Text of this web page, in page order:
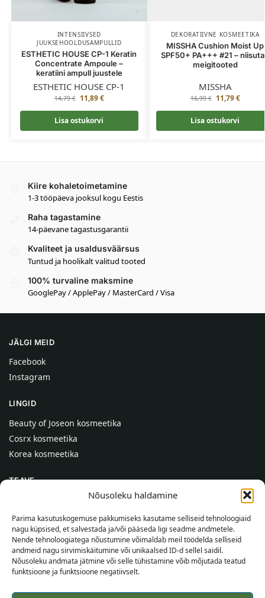
Nõusoleku haldamine
Parima kasutuskogemuse pakkumiseks kasutame selliseid tehnoloogiaid
nagu küpsised, et salvestada ja/või pääseda ligi seadme andmetele.
Nende tehnoloogiatega nõustumine võimaldab meil töödelda selliseid
andmeid nagu sirvimiskäitumine või unikaalsed ID-d sellel saidil.
Nõusoleku andmata jätmine või selle tühistamine võib mõjutada teatud
funktsioone ja funktsioone negatiivselt.
INTENSIIVSED
JUUKSEHOOLDUSAMPULLID
ESTHETIC HOUSE CP-1 Keratin
Concentrate Ampoule –
keratiini ampull juustele
ESTHETIC HOUSE CP-1
14,79€ 11,89€
Lisa ostukorvi
DEKORATIIVNE KOSMEETIKA
MISSHA Cushion Moist Up
SPF50+ PA+++ #21 –
meigitooted
MISSHA
16,99€ 11,79€
Lisa ostukorvi
Kiire kohaletoimetamine
1-3 tööpäeva jooksul kogu Eestis
Raha tagastamine
14-päevane tagastusgarantii
Kvaliteet ja usaldusväärsus
Tuntud ja hoolikalt valitud tooted
100% turvaline maksmine
GooglePay / ApplePay / MasterCard / Visa
JÄLGI MEID
Facebook
Instagram
LINGID
Beauty of Joseon kosmeetika
Cosrx kosmeetika
Korea kosmeetika
TEAVE
Kontaktid
Abi
TEAVE OSTJALE
Tarnetingimused
Tingimused